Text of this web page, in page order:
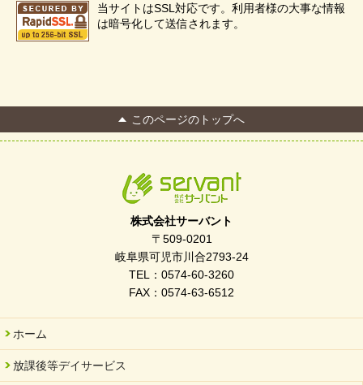
当サイトはSSL対応です。利用者様の大事な情報
は暗号化して送信されます。
このページのトップへ
株式会社サーバント
〒509-0201
岐阜県可児市川合2793-24
TEL：0574-60-3260
FAX：0574-63-6512
ホーム
放課後等デイサービス